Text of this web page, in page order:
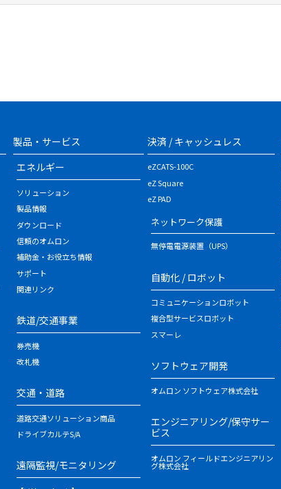
製品・サービス
エネルギー
ソリューション
製品情報
ダウンロード
信頼のオムロン
補助金・お役立ち情報
サポート
関連リンク
鉄道/交通事業
券売機
改札機
交通・道路
道路交通ソリューション商品
ドライブカルテS/A
遠隔監視/モニタリング
決済 / キャッシュレス
eZCATS-100C
eZ Square
eZ PAD
ネットワーク保護
無停電電源装置（UPS）
自動化 / ロボット
コミュニケーションロボット
複合型サービスロボット
スマーレ
ソフトウェア開発
オムロン ソフトウェア株式会社
エンジニアリング/保守サー
ビス
オムロン フィールドエンジニアリン
グ株式会社